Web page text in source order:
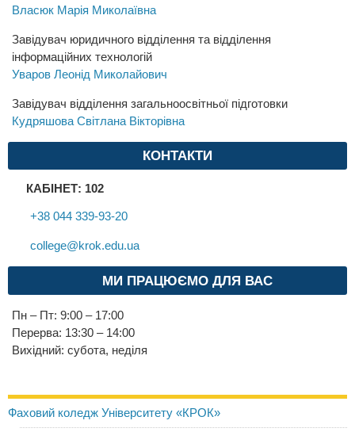
Власюк Марія Миколаївна
Завідувач юридичного відділення та відділення
інформаційних технологій
Уваров Леонід Миколайович
Завідувач відділення загальноосвітньої підготовки
Кудряшова Світлана Вікторівна
КОНТАКТИ
КАБІНЕТ: 102
+38 044 339-93-20
college@krok.edu.ua
МИ ПРАЦЮЄМО ДЛЯ ВАС
Пн – Пт: 9:00 – 17:00
Перерва: 13:30 – 14:00
Вихідний: субота, неділя
Фаховий коледж Університету «КРОК»